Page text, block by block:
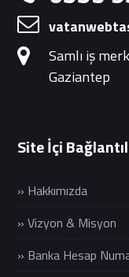
Samlı iş
Gaziantep
Site İçi
» Hakkımızda
» Vizyon & Misyon
» Banka Hesap